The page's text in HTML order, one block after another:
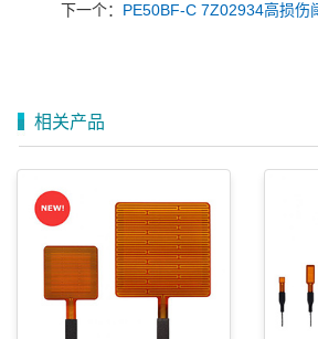
下一个： PE50BF-C 7Z02934高损伤
相关产品